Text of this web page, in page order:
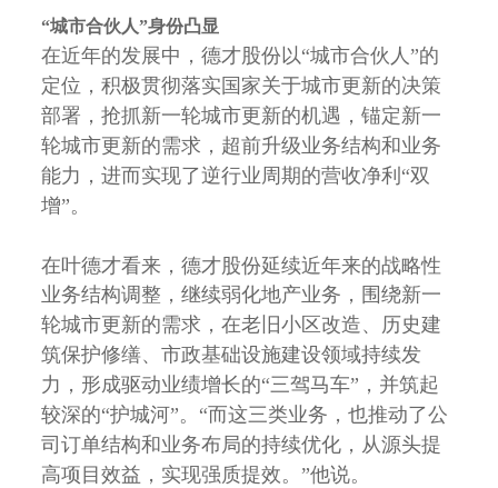
“城市合伙人”身份凸显
在近年的发展中，德才股份以“城市合伙人”的
定位，积极贯彻落实国家关于城市更新的决策
部署，抢抓新一轮城市更新的机遇，锚定新一
轮城市更新的需求，超前升级业务结构和业务
能力，进而实现了逆行业周期的营收净利“双
增”。
在叶德才看来，德才股份延续近年来的战略性
业务结构调整，继续弱化地产业务，围绕新一
轮城市更新的需求，在老旧小区改造、历史建
筑保护修缮、市政基础设施建设领域持续发
力，形成驱动业绩增长的“三驾马车”，并筑起
较深的“护城河”。“而这三类业务，也推动了公
司订单结构和业务布局的持续优化，从源头提
高项目效益，实现强质提效。”他说。